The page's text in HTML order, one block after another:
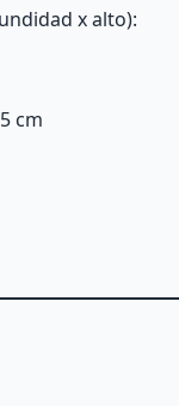
x alto):
cm